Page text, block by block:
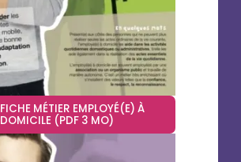
FICHE MÉTIER EMPLOYÉ(E) À
DOMICILE (PDF 3 MO)